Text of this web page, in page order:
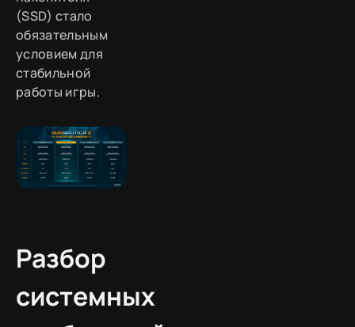
(SSD) стало
обязательным
условием для
стабильной
работы игры.
Разбор
системных